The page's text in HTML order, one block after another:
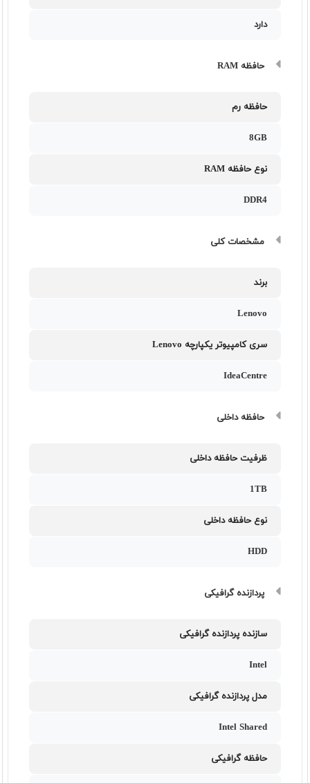
دارد
حافظه RAM
حافظه رم
8GB
نوع حافظه RAM
DDR4
مشخصات کلی
برند
Lenovo
سری کامپیوتر یکپارچه Lenovo
IdeaCentre
حافظه داخلی
ظرفیت حافظه داخلی
1TB
نوع حافظه داخلی
HDD
پردازنده گرافیکی
سازنده پردازنده گرافیکی
Intel
مدل پردازنده گرافیکی
Intel Shared
حافظه گرافیکی